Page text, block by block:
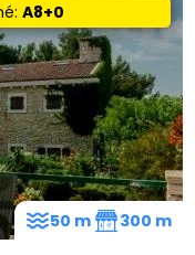
A8+0
50 m 300 m